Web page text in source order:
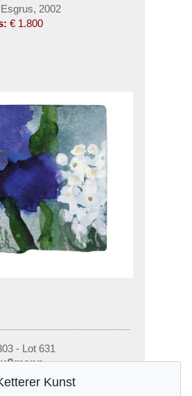
2002
€ 1.800
- Lot 631
Kunst